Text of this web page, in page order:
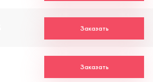
Заказать
Заказать